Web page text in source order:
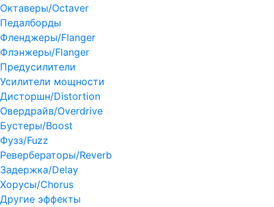
Октаверы/Octaver
Педалборды
Фленджеры/Flanger
Флэнжеры/Flanger
Предусилители
Усилители мощности
Дисторшн/Distortion
Овердрайв/Overdrive
Бустеры/Boost
Фузз/Fuzz
Ревербераторы/Reverb
Задержка/Delay
Хорусы/Chorus
Другие эффекты